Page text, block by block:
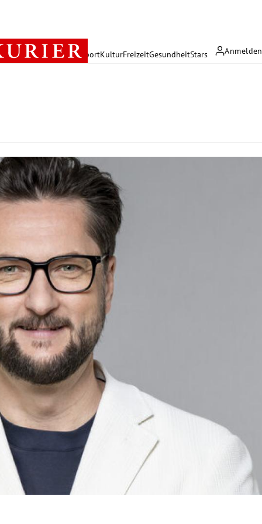
Anmelden
PolitikWirtschaft SportKulturFreizeitGesundheitStars